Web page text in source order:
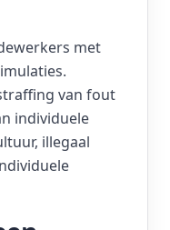
met
van fout
individuele
illegaal